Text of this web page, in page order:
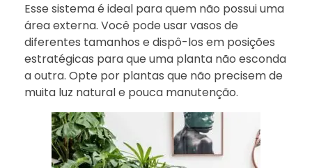
Esse sistema é ideal para quem não possui uma
área externa. Você pode usar vasos de
diferentes tamanhos e dispô-los em posições
estratégicas para que uma planta não esconda
a outra. Opte por plantas que não precisem de
muita luz natural e pouca manutenção.